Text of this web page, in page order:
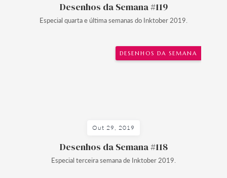
Desenhos da Semana #119
Especial quarta e última semanas do Inktober 2019.
DESENHOS DA SEMANA
Out 29, 2019
Desenhos da Semana #118
Especial terceira semana de Inktober 2019.